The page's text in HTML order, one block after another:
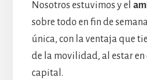
Nosotros estuvimos y el
sobre todo en fin de
única, con la ventaja que
de la movilidad, al estar en
capital.